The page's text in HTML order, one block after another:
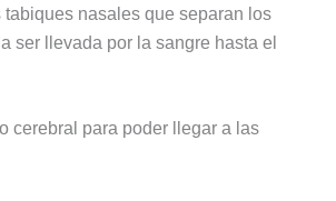
nasales que separan los
ser llevada por la sangre hasta el
cerebral para poder llegar a las